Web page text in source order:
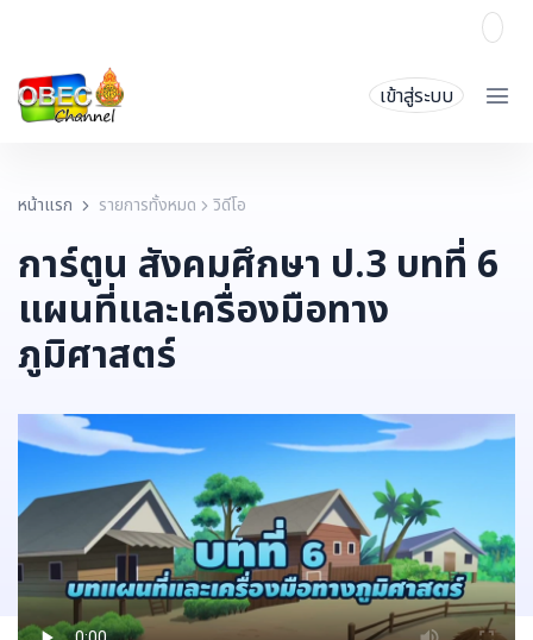
เข้าสู่ระบบ
หน้าแรก รายการทั้งหมด วิดีโอ
การ์ตูน สังคมศึกษา ป.3 บทที่ 6
แผนที่และเครื่องมือทาง
ภูมิศาสตร์